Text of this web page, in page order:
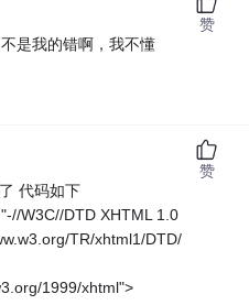
是我的错啊，我不懂
赞
代码如下
W3C//DTD XHTML 1.0
TR/xhtml1/DTD/
1999/xhtml">
赞